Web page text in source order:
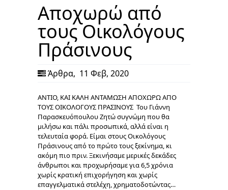
Αποχωρώ από
τους Οικολόγους
Πράσινους
Άρθρα, 11 Φεβ, 2020
ΑΝΤΙΟ, ΚΑΙ ΚΑΛΗ ΑΝΤΑΜΩΣΗ ΑΠΟΧΩΡΩ ΑΠΟ
ΤΟΥΣ ΟΙΚΟΛΟΓΟΥΣ ΠΡΑΣΙΝΟΥΣ Του Γιάννη
Παρασκευόπουλου Ζητώ συγνώμη που θα
μιλήσω και πάλι προσωπικά, αλλά είναι η
τελευταία φορά. Είμαι στους Οικολόγους
Πράσινους από το πρώτο τους ξεκίνημα, κι
ακόμη πιο πριν. Ξεκινήσαμε μερικές δεκάδες
άνθρωποι και προχωρήσαμε για 6,5 χρόνια
χωρίς κρατική επιχορήγηση και χωρίς
επαγγελματικά στελέχη, χρηματοδοτώντας…